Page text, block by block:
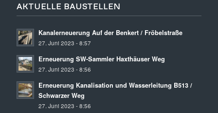
AKTUELLE BAUSTELLEN
Kanalerneuerung Auf der Benkert / Fröbelstraße
27. Juni 2023 - 8:57
Erneuerung SW-Sammler Haxthäuser Weg
27. Juni 2023 - 8:56
Erneuerung Kanalisation und Wasserleitung B513 /
Schwarzer Weg
27. Juni 2023 - 8:56